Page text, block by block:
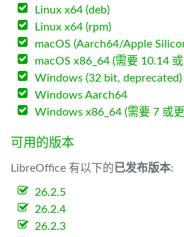
Linux x64 (deb)
Linux x64 (rpm)
macOS (Aarch64/Apple
macOS x86_64 (需要 10.14
Windows (32 bit, deprecated)
Windows Aarch64
Windows x86_64 (需要 7 或
可用的版本
LibreOffice 有以下的已发布版本:
26.2.5
26.2.4
26.2.3